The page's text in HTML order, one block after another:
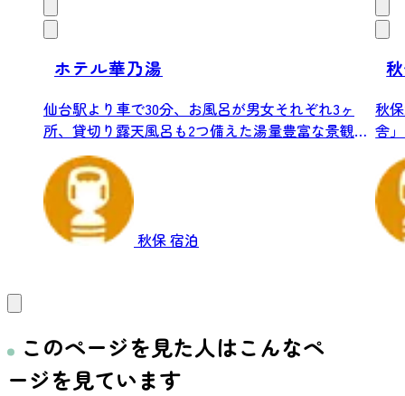
ホテル華乃湯
仙台駅より車で30分、お風呂が男女それぞれ3ヶ
所、貸切り露天風呂も2つ備えた湯量豊富な景観自
秋保宿泊
秋
舎
このページを見た人はこんなペ
ージを見ています